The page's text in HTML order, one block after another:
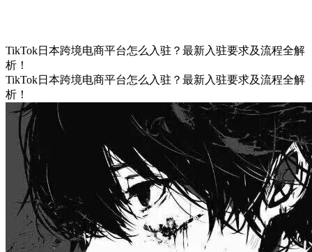
TikTok日本跨境电商平台怎么入驻？最新入驻要求及流程全解
析！
TikTok日本跨境电商平台怎么入驻？最新入驻要求及流程全解
析！